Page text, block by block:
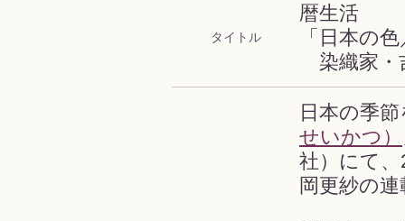
タイトル
暦生活
「日本の
染織家・
日本の季
せいかつ）
社）にて
岡更紗の